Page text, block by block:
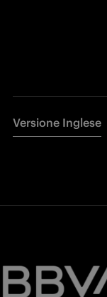
Versione Inglese